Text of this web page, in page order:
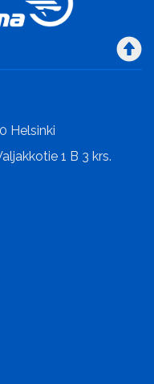
Helsinki
1 B 3 krs.